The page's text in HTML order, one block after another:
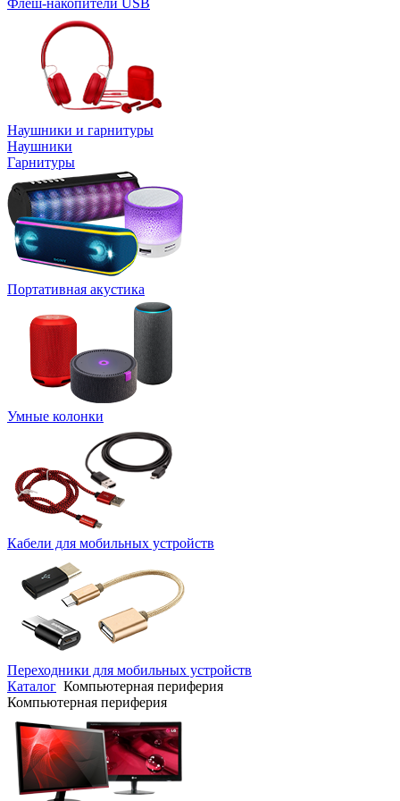
Флеш-накопители USB
Наушники и гарнитуры
Наушники
Гарнитуры
Портативная акустика
Умные колонки
Кабели для мобильных устройств
Переходники для мобильных устройств
Каталог Компьютерная периферия
Компьютерная периферия